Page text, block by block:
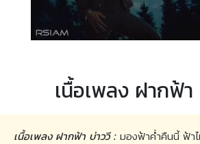
เนื้อเพลง ฝากฟ้า
เนื้อเพลง ฝากฟ้า บ่าววี : มองฟ้าค่ำคืนนี้ ฟ้า